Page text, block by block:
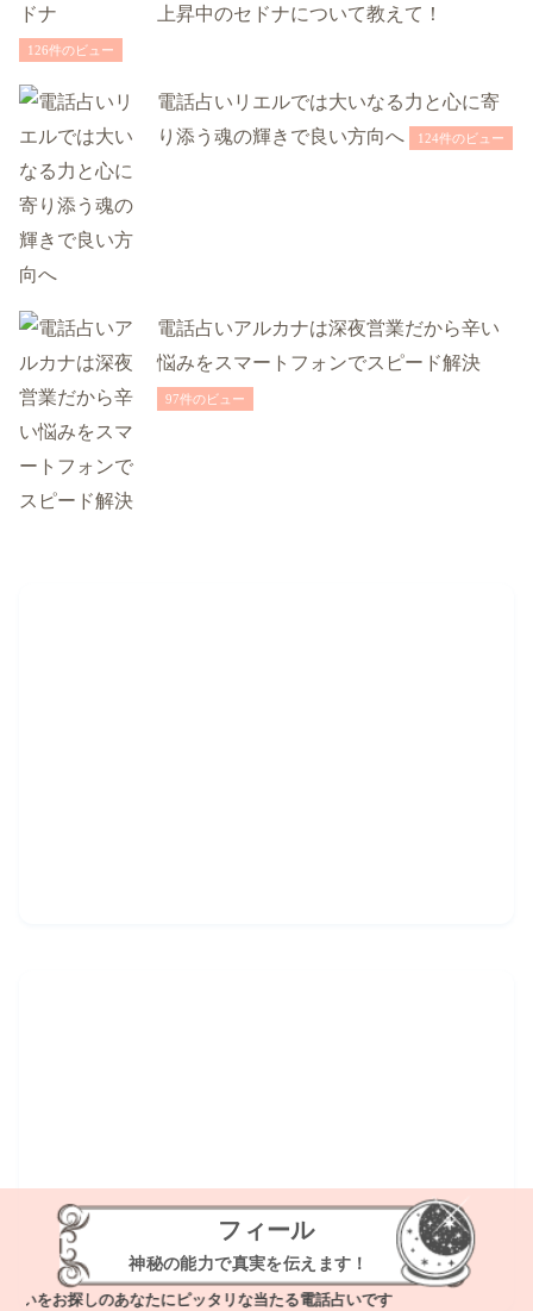
上昇中のセドナについて教えて！
126件のビュー
電話占いリエルでは大いなる力と心に寄
り添う魂の輝きで良い方向へ
124件のビュー
電話占いアルカナは深夜営業だから辛い
悩みをスマートフォンでスピード解決
97件のビュー
フィール
神秘の能力で真実を伝えます！
探しのあなたにピッタリな当たる電話占いです